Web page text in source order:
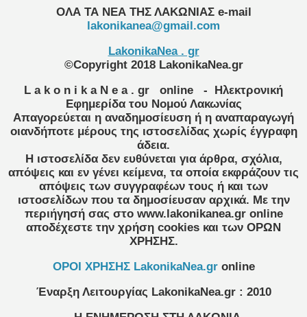
ΟΛΑ ΤΑ ΝΕΑ ΤΗΣ ΛΑΚΩΝΙΑΣ e-mail
lakonikanea@gmail.com
LakonikaNea . gr
©Copyright 2018 LakonikaNea.gr
L a k o n i k a N e a . gr
online
- Ηλεκτρονική
Εφημερίδα του Νομού Λακωνίας
Απαγορεύεται η αναδημοσίευση ή η αναπαραγωγή
οιανδήποτε μέρους της ιστοσελίδας χωρίς έγγραφη
άδεια.
Η ιστοσελίδα δεν ευθύνεται για άρθρα, σχόλια,
απόψεις και εν γένει κείμενα, τα οποία εκφράζουν τις
απόψεις των συγγραφέων τους ή και των
ιστοσελίδων που τα δημοσίευσαν αρχικά. Με την
περιήγησή σας στο www.lakonikanea.gr online
αποδέχεστε την χρήση cookies και των ΟΡΩΝ
ΧΡΗΣΗΣ.
OPOI XΡΗΣΗΣ LakonikaNea.gr online
Έναρξη Λειτουργίας LakonikaNea.gr : 2010